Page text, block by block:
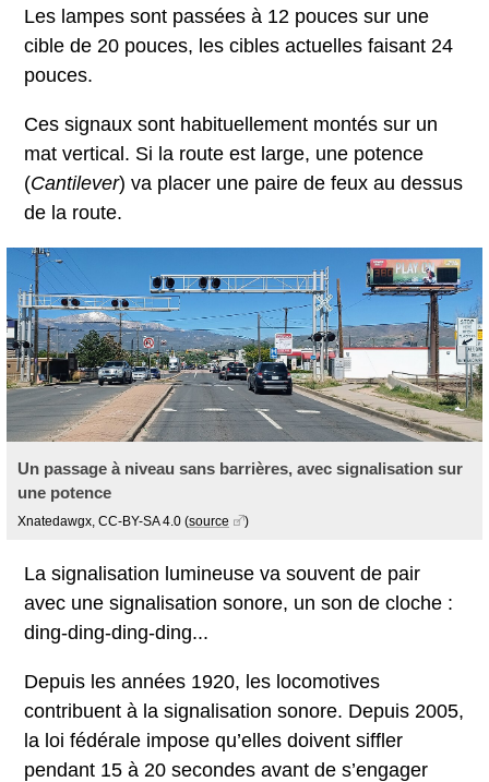
Les lampes sont passées à 12 pouces sur une
cible de 20 pouces, les cibles actuelles faisant 24
pouces.
Ces signaux sont habituellement montés sur un
mat vertical. Si la route est large, une potence
(Cantilever) va placer une paire de feux au dessus
de la route.
Un passage à niveau sans barrières, avec signalisation sur
une potence
Xnatedawgx, CC-BY-SA 4.0 (source )
La signalisation lumineuse va souvent de pair
avec une signalisation sonore, un son de cloche :
ding-ding-ding-ding...
Depuis les années 1920, les locomotives
contribuent à la signalisation sonore. Depuis 2005,
la loi fédérale impose qu’elles doivent siffler
pendant 15 à 20 secondes avant de s’engager